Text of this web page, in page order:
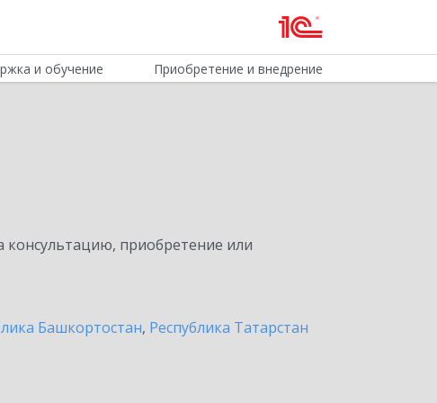
и обучение Приобретение и внедрение
приобретение или
Башкортостан, Республика Татарстан